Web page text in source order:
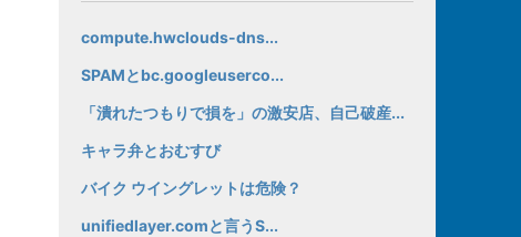
compute.hwclouds-dns...
SPAMとbc.googleuserco...
「潰れたつもりで損を」の激安店、自己破産...
キャラ弁とおむすび
バイク ウイングレットは危険？
unifiedlayer.comと言うS...